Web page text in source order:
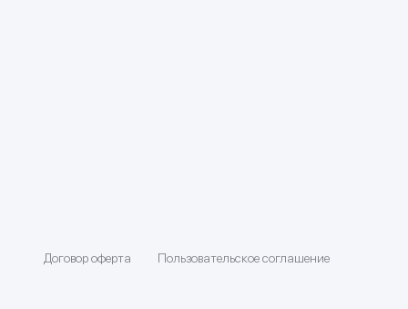
Договор оферта Пользовательское соглашение